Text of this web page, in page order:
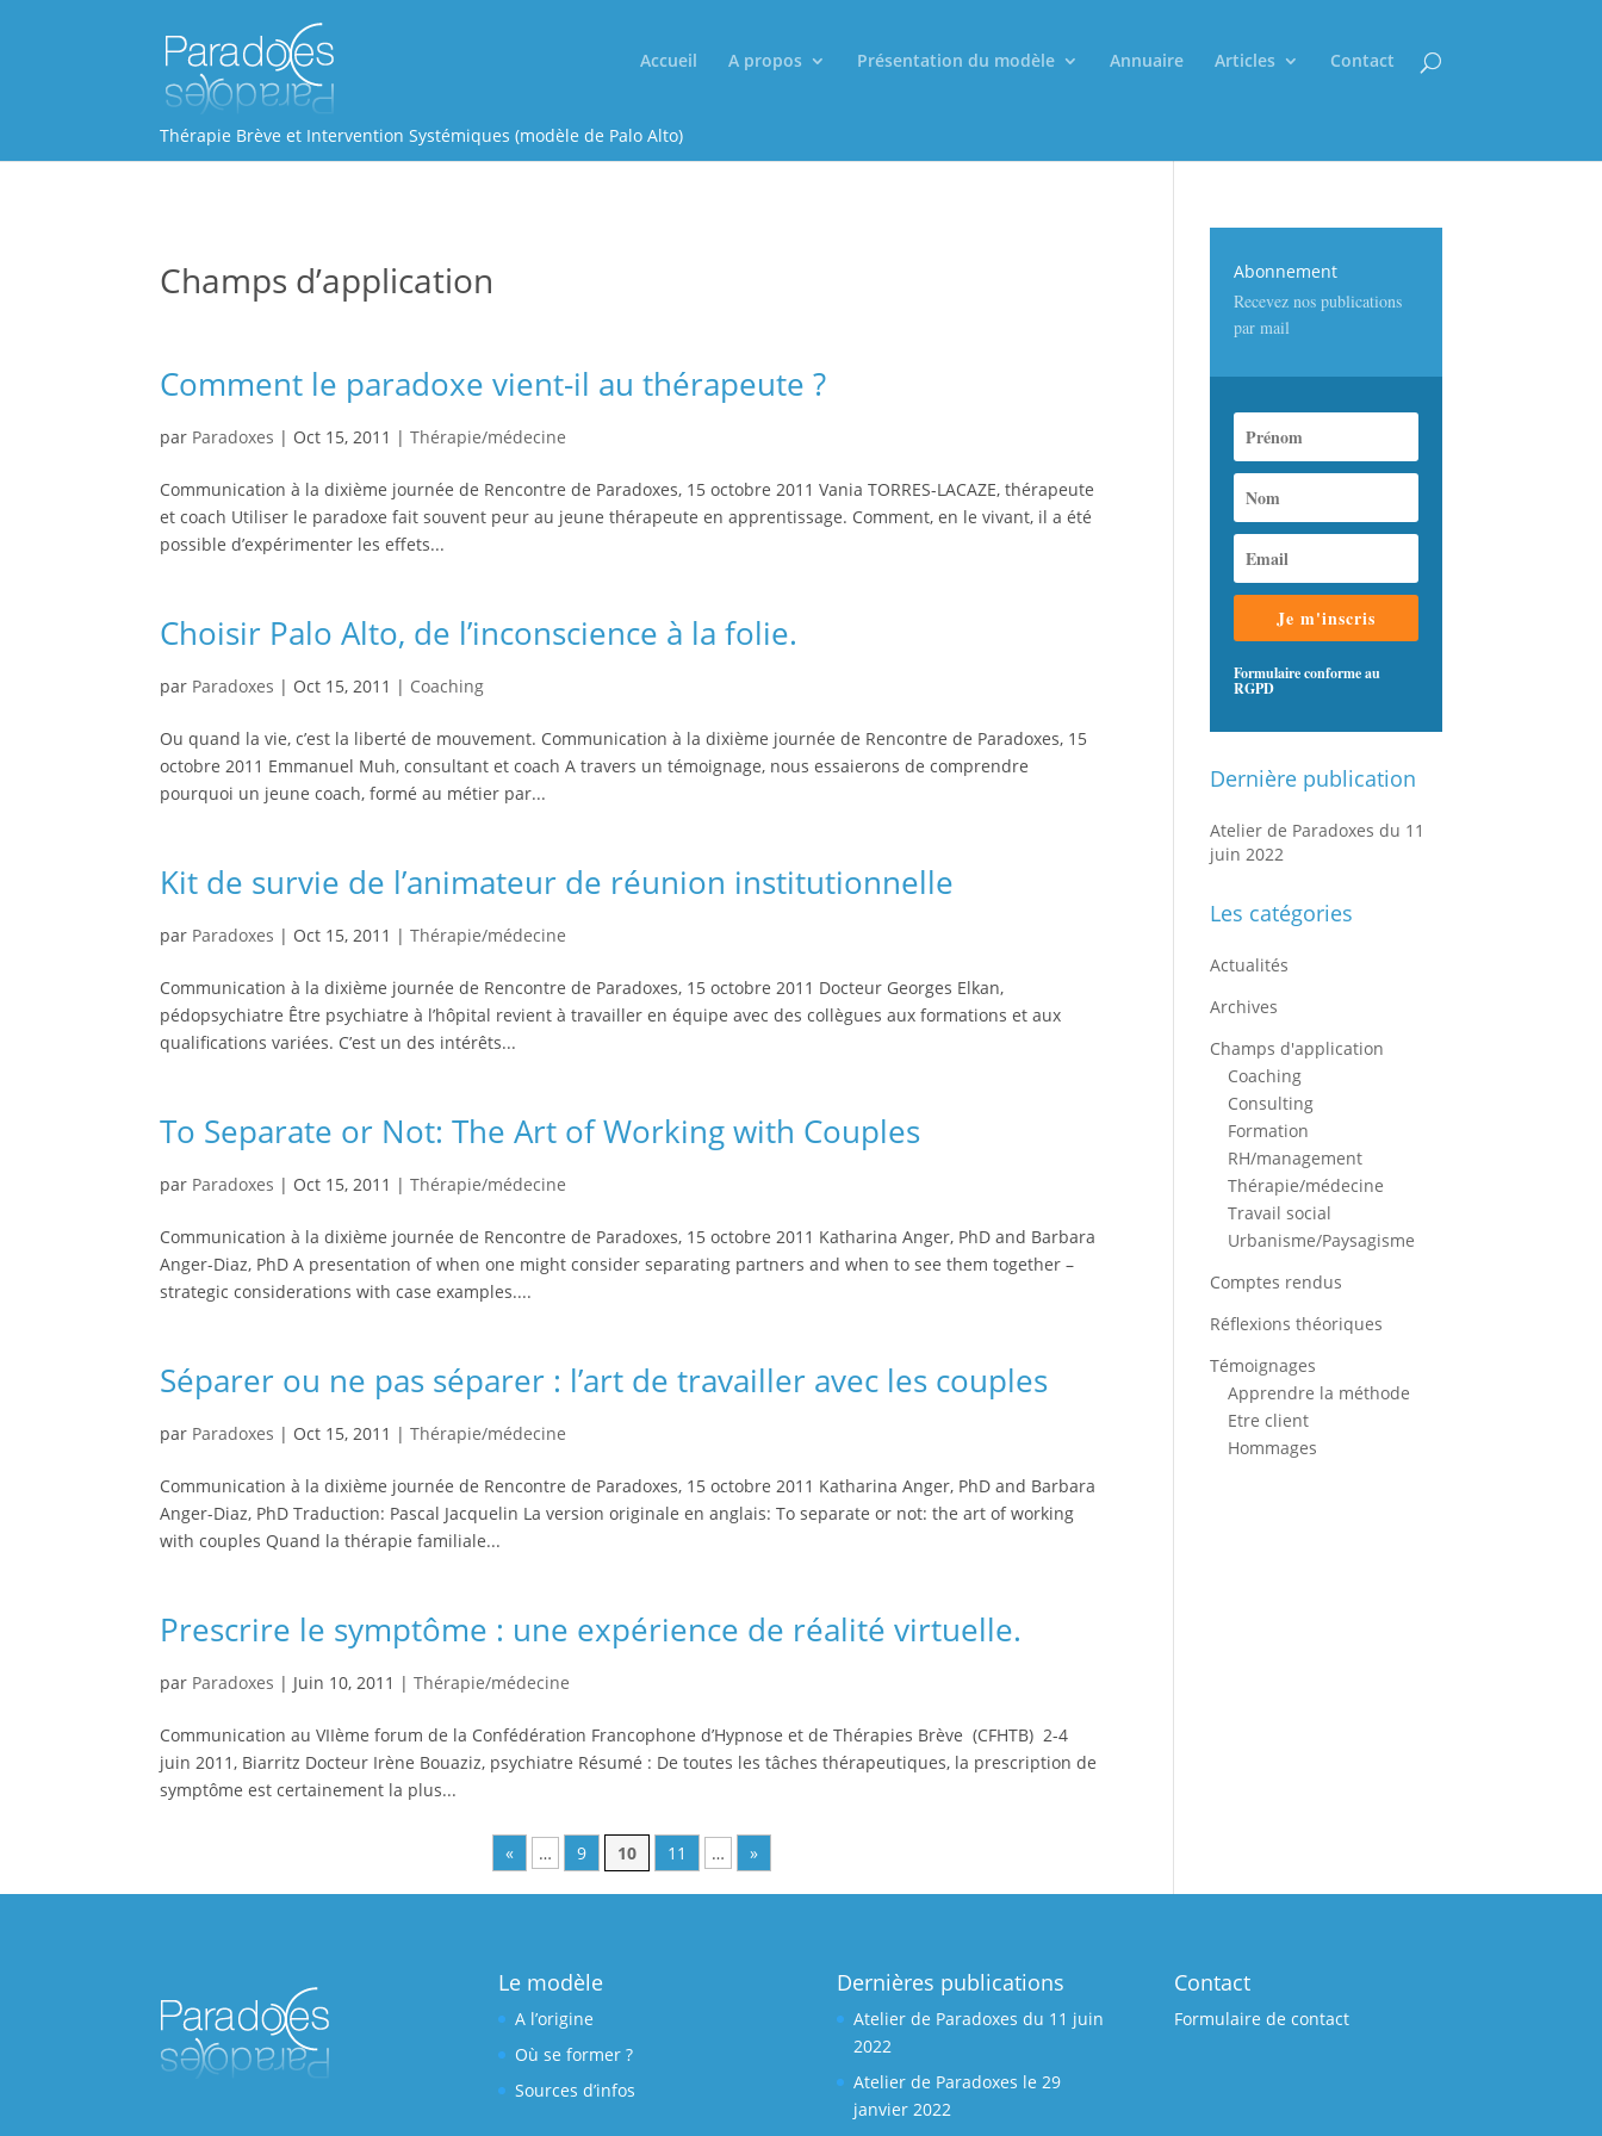
Accueil A propos Présentation du modèle Annuaire Articles Contact
Thérapie Brève et Intervention Systémiques (modèle de Palo Alto)
Champs d’application
Comment le paradoxe vient-il au thérapeute ?
par Paradoxes | Oct 15, 2011 |Thérapie/médecine
Communication à la dixième journée de Rencontre de Paradoxes, 15 octobre 2011 Vania TORRES-LACAZE, thérapeute
et coach Utiliser le paradoxe fait souvent peur au jeune thérapeute en apprentissage. Comment, en le vivant, il a été
possible d’expérimenter les effets...
Choisir Palo Alto, de l’inconscience à la folie.
par Paradoxes | Oct 15, 2011 | Coaching
Ou quand la vie, c’est la liberté de mouvement. Communication à la dixième journée de Rencontre de Paradoxes, 15
octobre 2011 Emmanuel Muh, consultant et coach A travers un témoignage, nous essaierons de comprendre
pourquoi un jeune coach, formé au métier par...
Kit de survie de l’animateur de réunion institutionnelle
par Paradoxes | Oct 15, 2011 |Thérapie/médecine
Communication à la dixième journée de Rencontre de Paradoxes, 15 octobre 2011 Docteur Georges Elkan,
pédopsychiatre Être psychiatre à l’hôpital revient à travailler en équipe avec des collègues aux formations et aux
qualifications variées. C’est un des intérêts...
To Separate or Not: The Art of Working with Couples
par Paradoxes | Oct 15, 2011 |Thérapie/médecine
Communication à la dixième journée de Rencontre de Paradoxes, 15 octobre 2011 Katharina Anger, PhD and Barbara
Anger-Diaz, PhD A presentation of when one might consider separating partners and when to see them together –
strategic considerations with case examples....
Séparer ou ne pas séparer : l’art de travailler avec les couples
par Paradoxes | Oct 15, 2011 |Thérapie/médecine
Communication à la dixième journée de Rencontre de Paradoxes, 15 octobre 2011 Katharina Anger, PhD and Barbara
Anger-Diaz, PhD Traduction: Pascal Jacquelin La version originale en anglais: To separate or not: the art of working
with couples Quand la thérapie familiale...
Prescrire le symptôme : une expérience de réalité virtuelle.
par Paradoxes | Juin 10, 2011 |Thérapie/médecine
Communication au VIIème forum de la Confédération Francophone d’Hypnose et de Thérapies Brève (CFHTB) 2-4
juin 2011, Biarritz Docteur Irène Bouaziz, psychiatre Résumé : De toutes les tâches thérapeutiques, la prescription de
symptôme est certainement la plus...
« … 9 10 11 … »
Abonnement
Recevez nos publications
par mail
Je m'inscris
Formulaire conforme au
RGPD
Dernière publication
Atelier de Paradoxes du 11
juin 2022
Les catégories
Actualités
Archives
Champs d'application
Coaching
Consulting
Formation
RH/management
Thérapie/médecine
Travail social
Urbanisme/Paysagisme
Comptes rendus
Réflexions théoriques
Témoignages
Apprendre la méthode
Etre client
Hommages
Le modèle
A l’origine
Où se former ?
Sources d’infos
Dernières publications
Atelier de Paradoxes du 11 juin
2022
Atelier de Paradoxes le 29
janvier 2022
Contact
Formulaire de contact